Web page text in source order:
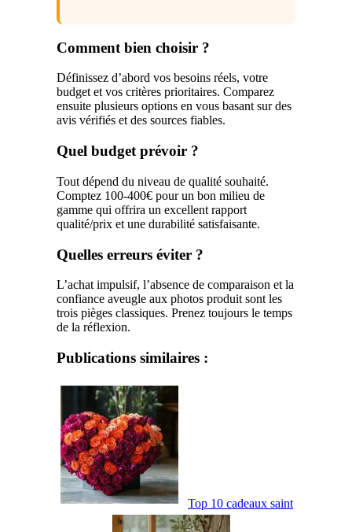
Comment bien choisir ?
Définissez d’abord vos besoins réels, votre
budget et vos critères prioritaires. Comparez
ensuite plusieurs options en vous basant sur des
avis vérifiés et des sources fiables.
Quel budget prévoir ?
Tout dépend du niveau de qualité souhaité.
Comptez 100-400€ pour un bon milieu de
gamme qui offrira un excellent rapport
qualité/prix et une durabilité satisfaisante.
Quelles erreurs éviter ?
L’achat impulsif, l’absence de comparaison et la
confiance aveugle aux photos produit sont les
trois pièges classiques. Prenez toujours le temps
de la réflexion.
Publications similaires :
Top 10 cadeaux saint